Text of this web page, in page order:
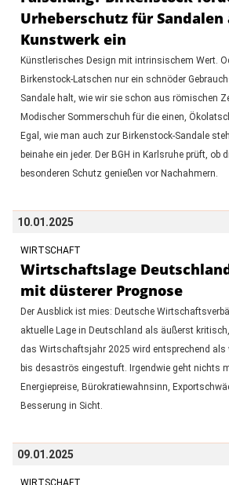
Urheberschutz für Sandalen
Kunstwerk ein
Künstlerisches Design mit intrinsischem Wert.
Birkenstock-Latschen nur ein schnöder
Sandale halt, wie wir sie schon aus römischen
Modischer Sommerschuh für die einen,
Egal, wie man auch zur Birkenstock-Sandale
beinahe ein jeder. Der BGH in Karlsruhe prüft, ob
besonderen Schutz genießen vor Nachahmern.
10.01.2025
WIRTSCHAFT
Wirtschaftslage
mit düsterer Prognose
Der Ausblick ist mies: Deutsche
aktuelle Lage in Deutschland als äußerst
das Wirtschaftsjahr 2025 wird entsprechend als
bis desaströs eingestuft. Irgendwie geht nichts
Energiepreise, Bürokratiewahnsinn,
Besserung in Sicht.
09.01.2025
WIRTSCHAFT